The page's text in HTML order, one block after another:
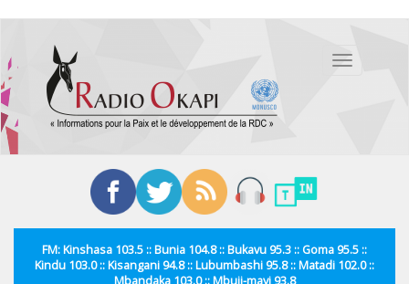
contenu
principal
Toggle
FM: Kinshasa 103.5 :: Bunia 104.8 :: Bukavu 95.3 :: Goma 95.5 ::
Kindu 103.0 :: Kisangani 94.8 :: Lubumbashi 95.8 :: Matadi 102.0 ::
Mbandaka 103.0 :: Mbuji-mayi 93.8